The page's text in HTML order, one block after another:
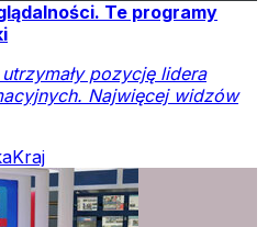
Te programy
pozycję lidera
Najwięcej widzów
Kraj